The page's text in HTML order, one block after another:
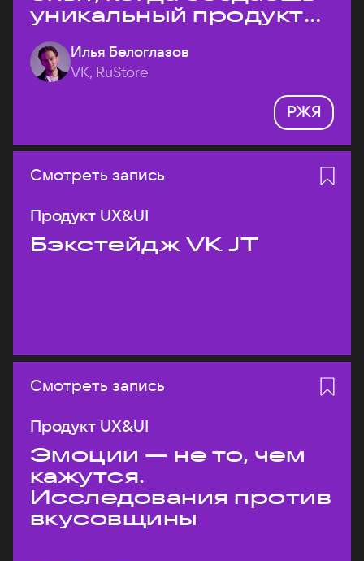
уникальный продукт
на рынке?
Илья Белоглазов
VK, RuStore
РЖЯ
Смотреть запись
Продукт UX&UI
Бэкстейдж VK JT
Смотреть запись
Продукт UX&UI
Эмоции — не то, чем
кажутся.
Исследования против
вкусовщины